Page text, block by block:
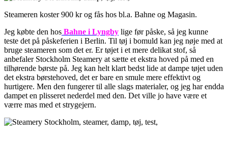
Steameren koster 900 kr og fås hos bl.a. Bahne og Magasin.
Jeg købte den hos Bahne i Lyngby lige før påske, så jeg kunne
teste det på påskeferien i Berlin. Til tøj i bomuld kan jeg nøje med at
bruge steameren som det er. Er tøjet i et mere delikat stof, så
anbefaler Stockholm Steamery at sætte et ekstra hoved på med en
tilhørende børste på. Jeg kan helt klart bedst lide at dampe tøjet uden
det ekstra børstehoved, det er bare en smule mere effektivt og
hurtigere. Men den fungerer til alle slags materialer, og jeg har endda
dampet en plisseret nederdel med den. Det ville jo have være et
værre mas med et strygejern.